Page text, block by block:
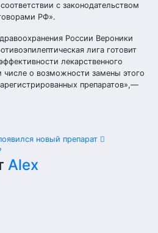
с законодательством
РФ».
России Вероники
лига готовит
лекарственного
числе о возможности замены этого
препаратов»,—
новый препарат
Alex